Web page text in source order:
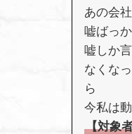
あの会
嘘ばっ
嘘しか
なくな
ら
今私は
【対象